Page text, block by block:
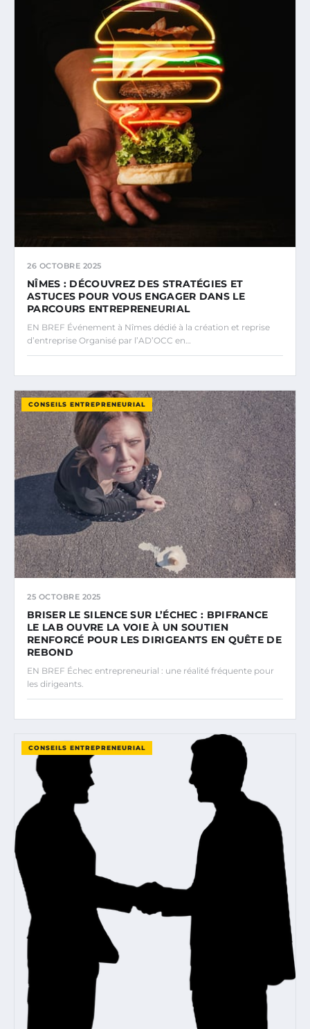
26 OCTOBRE 2025
NÎMES : DÉCOUVREZ DES STRATÉGIES ET
ASTUCES POUR VOUS ENGAGER DANS LE
PARCOURS ENTREPRENEURIAL
EN BREF Événement à Nîmes dédié à la création et reprise
d’entreprise Organisé par l’AD’OCC en…
CONSEILS ENTREPRENEURIAL
25 OCTOBRE 2025
BRISER LE SILENCE SUR L’ÉCHEC : BPIFRANCE
LE LAB OUVRE LA VOIE À UN SOUTIEN
RENFORCÉ POUR LES DIRIGEANTS EN QUÊTE DE
REBOND
EN BREF Échec entrepreneurial : une réalité fréquente pour
les dirigeants.
CONSEILS ENTREPRENEURIAL